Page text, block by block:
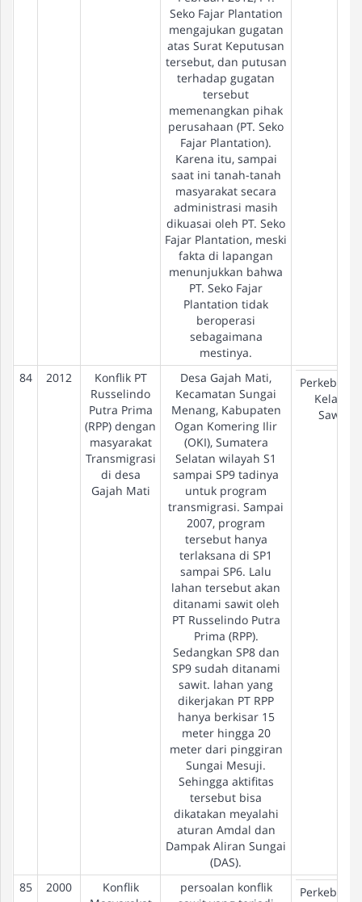
Seko Fajar Plantation
mengajukan gugatan
atas Surat Keputusan
tersebut, dan putusan
terhadap gugatan
tersebut
memenangkan pihak
perusahaan (PT. Seko
Fajar Plantation).
Karena itu, sampai
saat ini tanah-tanah
masyarakat secara
administrasi masih
dikuasai oleh PT. Seko
Fajar Plantation, meski
fakta di lapangan
menunjukkan bahwa
PT. Seko Fajar
Plantation tidak
beroperasi
sebagaimana
mestinya.
84 2012
Konflik PT
Russelindo
Putra Prima
(RPP) dengan
masyarakat
Transmigrasi
di desa
Gajah Mati
Desa Gajah Mati,
Kecamatan Sungai
Menang, Kabupaten
Ogan Komering Ilir
(OKI), Sumatera
Selatan wilayah S1
sampai SP9 tadinya
untuk program
transmigrasi. Sampai
2007, program
tersebut hanya
terlaksana di SP1
sampai SP6. Lalu
lahan tersebut akan
ditanami sawit oleh
PT Russelindo Putra
Prima (RPP).
Sedangkan SP8 dan
SP9 sudah ditanami
sawit. lahan yang
dikerjakan PT RPP
hanya berkisar 15
meter hingga 20
meter dari pinggiran
Sungai Mesuji.
Sehingga aktifitas
tersebut bisa
dikatakan meyalahi
aturan Amdal dan
Dampak Aliran Sungai
(DAS).
Kelapa
Sawit
85 2000
Konflik
persoalan konflik